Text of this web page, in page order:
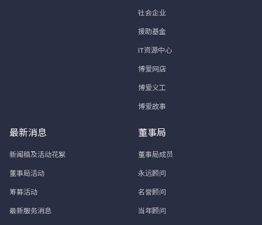
社会企业
援助基金
IT资源中心
博爱网店
博爱义工
博爱故事
最新消息
新闻稿及活动花絮
董事局活动
筹募活动
最新服务消息
董事局
董事局成员
永远顾问
名誉顾问
当年顾问